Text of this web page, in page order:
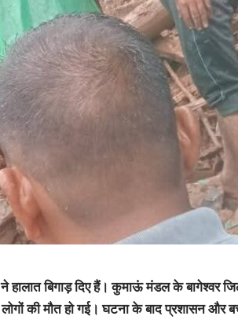
ने हालात बिगाड़ दिए हैं। कुमाऊं मंडल केबागेश्वर
की मौतहो गई। घटना के बाद प्रशासन और